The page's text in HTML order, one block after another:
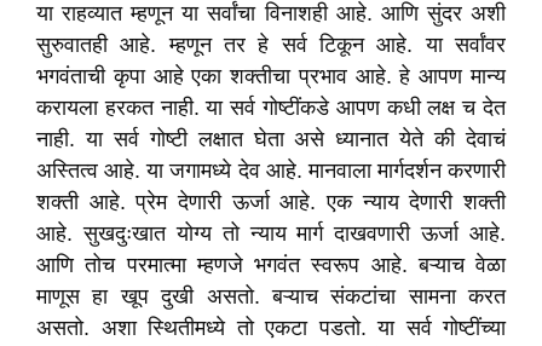
या राहव्यात म्हणून या सर्वांचा विनाशही आहे. आणि सुंदर अशी
सुरुवातही आहे. म्हणून तर हे सर्व टिकून आहे. या सर्वांवर
भगवंताची कृपा आहे एका शक्तीचा प्रभाव आहे. हे आपण मान्य
करायला हरकत नाही. या सर्व गोष्टींकडे आपण कधी लक्ष च देत
नाही. या सर्व गोष्टी लक्षात घेता असे ध्यानात येते की देवाचं
अस्तित्व आहे. या जगामध्ये देव आहे. मानवाला मार्गदर्शन करणारी
शक्ती आहे. प्रेम देणारी ऊर्जा आहे. एक न्याय देणारी शक्ती
आहे. सुखदुःखात योग्य तो न्याय मार्ग दाखवणारी ऊर्जा आहे.
आणि तोच परमात्मा म्हणजे भगवंत स्वरूप आहे. बऱ्याच वेळा
माणूस हा खूप दुखी असतो. बऱ्याच संकटांचा सामना करत
असतो. अशा स्थितीमध्ये तो एकटा पडतो. या सर्व गोष्टींच्या